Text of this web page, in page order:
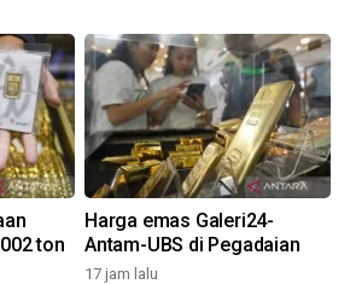
ton
Harga emas Galeri24-
Antam-UBS di Pegadaian
17 jam lalu